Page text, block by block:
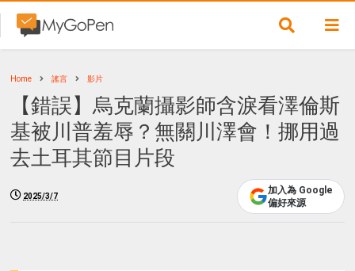
Home 謠言 影片
【錯誤】烏克蘭攝影師含淚看澤倫斯
基被川普羞辱？無關川澤會！挪用過
去土耳其節目片段
2025/3/7
加入為 Google
偏好來源